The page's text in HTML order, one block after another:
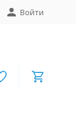
Войти